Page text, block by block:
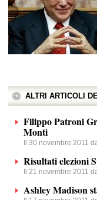
ALTRI ARTICOLI
Filippo Patroni
Monti
Il 30 novembre 2011
Risultati elezioni
Il 21 novembre 2011
Ashley Madison